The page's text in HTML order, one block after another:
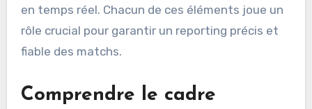
en temps réel. Chacun de ces éléments joue un
rôle crucial pour garantir un reporting précis et
fiable des matchs.
Comprendre le cadre